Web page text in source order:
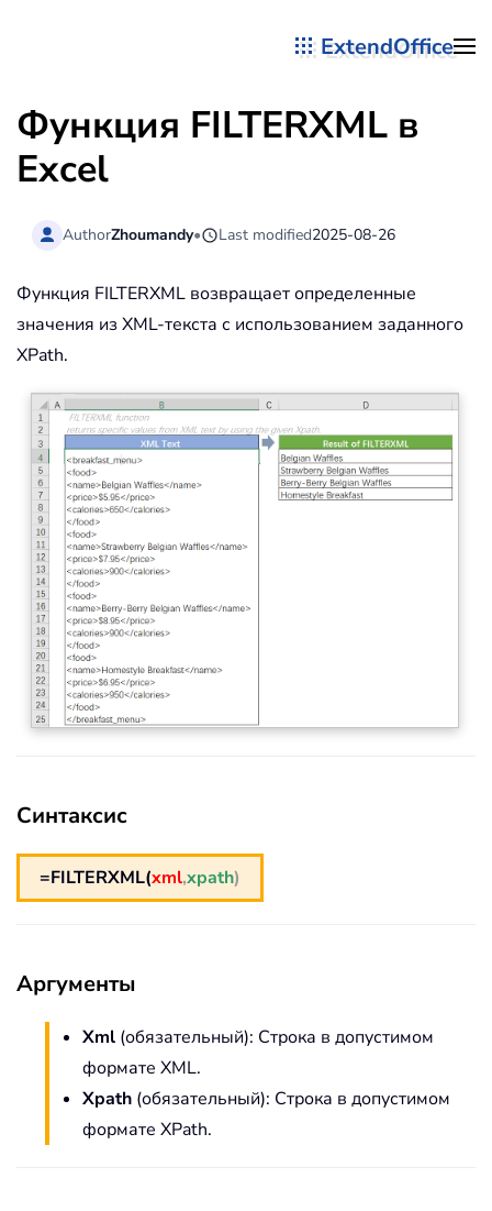
ExtendOffice
Функция FILTERXML в
Excel
AuthorZhoumandy• Last modified2025-08-26
Функция FILTERXML возвращает определенные
значения из XML-текста с использованием заданного
XPath.
Синтаксис
=FILTERXML(xml,xpath)
Аргументы
Xml (обязательный): Строка в допустимом
формате XML.
Xpath (обязательный): Строка в допустимом
формате XPath.